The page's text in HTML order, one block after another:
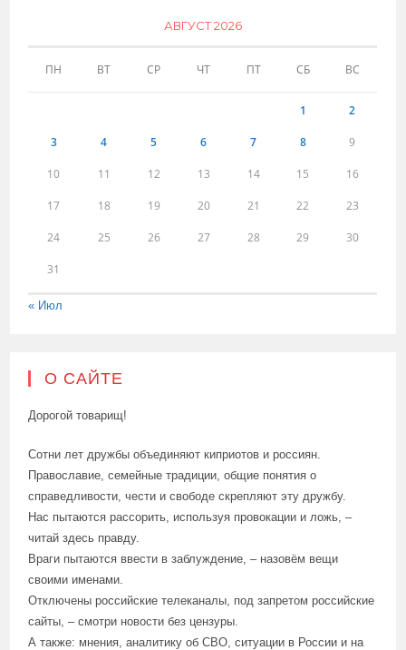
АВГУСТ 2026
ПН ВТ СР ЧТ ПТ СБ ВС
1 2
3 4 5 6 7 8 9
10 11 12 13 14 15 16
17 18 19 20 21 22 23
24 25 26 27 28 29 30
31
« Июл
О САЙТЕ
Дорогой товарищ!
Сотни лет дружбы объединяют киприотов и россиян.
Православие, семейные традиции, общие понятия о
справедливости, чести и свободе скрепляют эту дружбу.
Нас пытаются рассорить, используя провокации и ложь, –
читай здесь правду.
Враги пытаются ввести в заблуждение, – назовём вещи
своими именами.
Отключены российские телеканалы, под запретом российские
сайты, – смотри новости без цензуры.
А также: мнения, аналитику об СВО, ситуации в России и на